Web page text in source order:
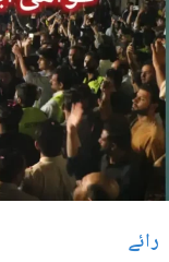
رائے